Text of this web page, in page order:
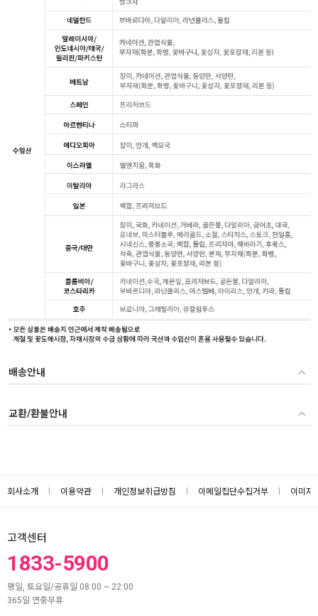
배송안내
교환/환불안내
회사소개 이용약관 개인정보취급방침 이메일집단수집거부 이미지
고객센터
1833-5900
평일, 토요일/공휴일 08:00 ~ 22:00
365일 연중무휴